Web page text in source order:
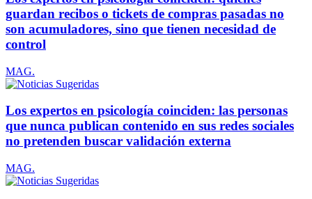
guardan recibos o tickets de compras pasadas no
son acumuladores, sino que tienen necesidad de
control
MAG.
Los expertos en psicología coinciden: las personas
que nunca publican contenido en sus redes sociales
no pretenden buscar validación externa
MAG.